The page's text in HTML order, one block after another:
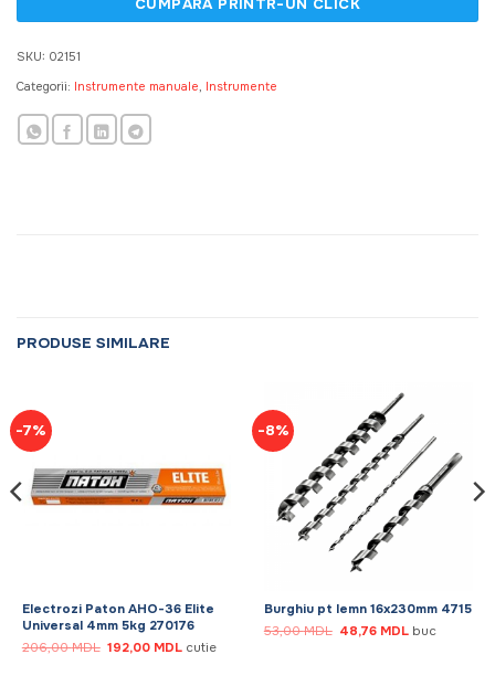
SKU: 02151
Categorii: Instrumente manuale, Instrumente
PRODUSE SIMILARE
-7%
Electrozi Paton АНО-36 Elite
Universal 4mm 5kg 270176
206,00MDL Prețul
inițial
192,00 MDLPrețul
cutie
-8%
Burghiu pt lemn 16x230mm 4715
53,00MDL Prețul
inițial
48,76 MDLPrețul
buc